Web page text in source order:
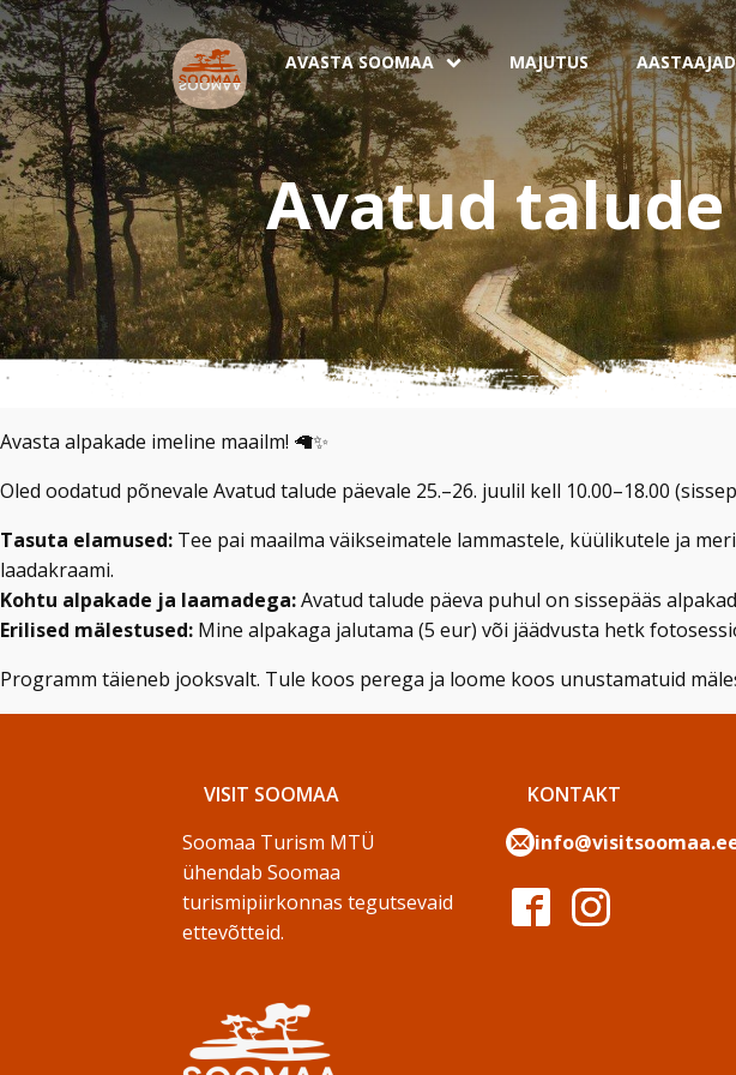
AVASTA SOOMAA MAJUTUS AASTAAJAD
Avatud
Avasta alpakade imeline maailm! 🦙✨
Oled oodatud põnevale Avatud talude päevale 25.–26. juulil kell 10.00–18.00
Tasuta elamused: Tee pai maailma väikseimatele lammastele, küülikutele ja
laadakraami.
Kohtu alpakade ja laamadega:Avatud talude päeva puhul on sissepääs
Erilised mälestused: Mine alpakaga jalutama (5 eur) või jäädvusta hetk
Programm täieneb jooksvalt. Tule koos perega ja loome koos unustamatuid
VISIT SOOMAA
Soomaa Turism MTÜ
ühendab Soomaa
turismipiirkonnas tegutsevaid
ettevõtteid.
KONTAKT